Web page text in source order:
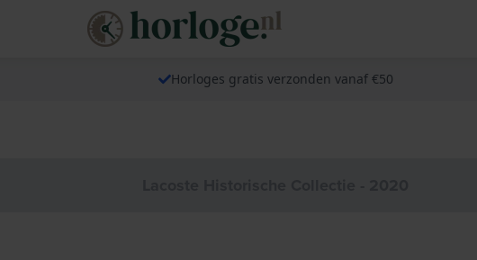
Horloges gratis verzonden vanaf €50